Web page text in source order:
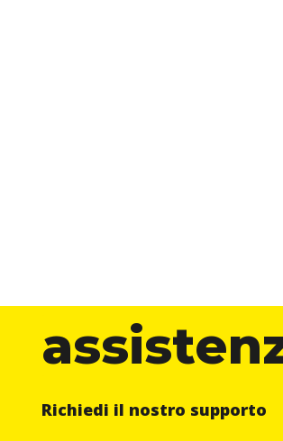
Richiedi il nostro supporto